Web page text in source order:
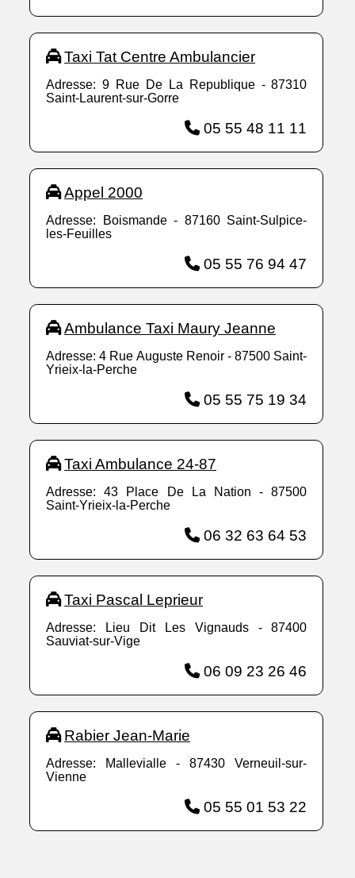
Taxi Tat Centre Ambulancier
Adresse: 9 Rue De La Republique - 87310
Saint-Laurent-sur-Gorre
05 55 48 11 11
Appel 2000
Adresse: Boismande - 87160 Saint-Sulpice-
les-Feuilles
05 55 76 94 47
Ambulance Taxi Maury Jeanne
Adresse: 4 Rue Auguste Renoir - 87500 Saint-
Yrieix-la-Perche
05 55 75 19 34
Taxi Ambulance 24-87
Adresse: 43 Place De La Nation - 87500
Saint-Yrieix-la-Perche
06 32 63 64 53
Taxi Pascal Leprieur
Adresse: Lieu Dit Les Vignauds - 87400
Sauviat-sur-Vige
06 09 23 26 46
Rabier Jean-Marie
Adresse: Mallevialle - 87430 Verneuil-sur-
Vienne
05 55 01 53 22